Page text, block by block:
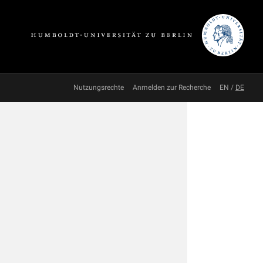
Nutzungsrechte Anmelden zur Recherche EN / DE